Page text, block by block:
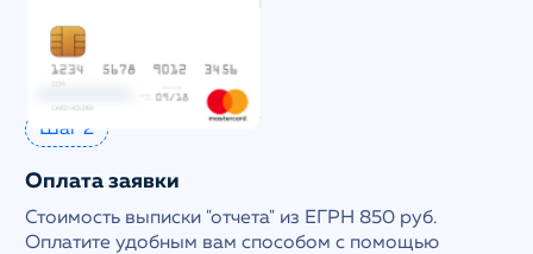
Шаг 2
Оплата заявки
Стоимость выписки "отчета" из ЕГРН 850 руб.
Оплатите удобным вам способом с помощью